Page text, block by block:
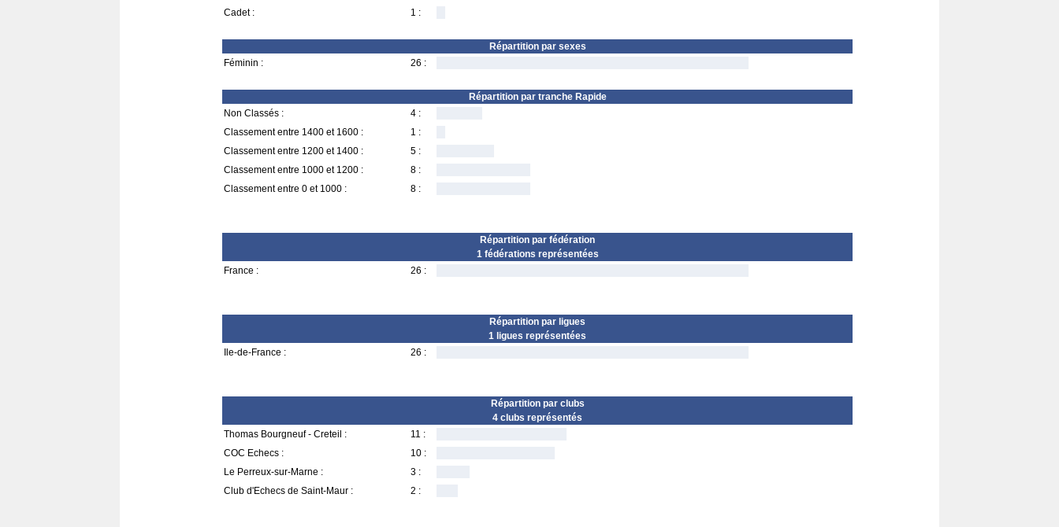
Cadet :
1 :
Répartition par sexes
Féminin :
26 :
Répartition par tranche Rapide
Non Classés :
4 :
Classement entre 1400 et 1600 :
1 :
Classement entre 1200 et 1400 :
5 :
Classement entre 1000 et 1200 :
8 :
Classement entre 0 et 1000 :
8 :
Répartition par fédération
1 fédérations représentées
France :
26 :
Répartition par ligues
1 ligues représentées
Ile-de-France :
26 :
Répartition par clubs
4 clubs représentés
Thomas Bourgneuf - Creteil :
11 :
COC Echecs :
10 :
Le Perreux-sur-Marne :
3 :
Club d'Echecs de Saint-Maur :
2 :